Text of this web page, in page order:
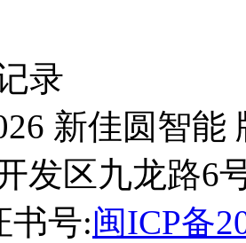
录
新佳圆智
发区九龙路6
书号:闽ICP备